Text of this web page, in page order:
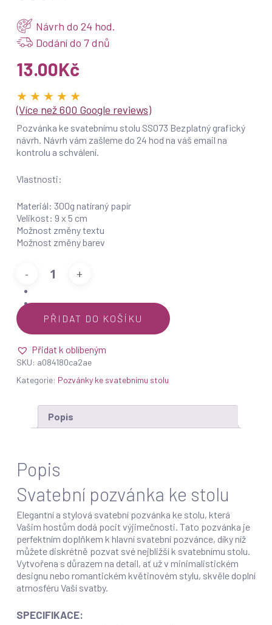
Návrh do 24 hod.
Dodání do 7 dnů
13.00Kč
★ ★ ★ ★ ★
(Více než 600 Google reviews)
Pozvánka ke svatebnímu stolu SSO73 Bezplatný grafický
návrh. Návrh vám zašleme do 24 hod na váš email na
kontrolu a schválení.
Vlastnosti:
Materiál: 300g natíraný papír
Velikost: 9 x 5 cm
Možnost změny textu
Možnost změny barev
PŘIDAT DO KOŠÍKU
Přidat k oblíbeným
SKU: a084180ca2ae
Kategorie: Pozvánky ke svatebnímu stolu
Popis
Popis
Svatební pozvánka ke stolu
Elegantní a stylová svatební pozvánka ke stolu, která
Vašim hostům dodá pocit výjimečnosti. Tato pozvánka je
perfektním doplňkem k hlavní svatební pozvánce, díky níž
můžete diskrétně pozvat své nejbližší k svatebnímu stolu.
Vytvořena s důrazem na detail, ať už v minimalistickém
designu nebo romantickém květinovém stylu, skvěle doplní
atmosféru Vaší svatby.
SPECIFIKACE: